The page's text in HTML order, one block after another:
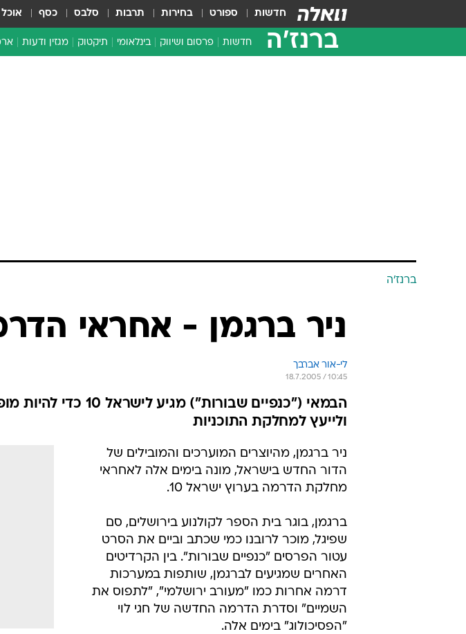
חדשות ספורט בחירות תרבות סלבס כסף אוכל
ברנז'ה חדשות פרסום ושיווק בינלאומי תיקטוק מגזין ודעות
ברנז'ה
ניר ברגמן - אחראי
לי-אור אברבך
18.7.2005 / 10:45
הבמאי ("כנפיים שבורות")
ולייעץ למחלקת התוכניות
ניר ברגמן, מהיוצרים המוערכים והמובילים של
הדור החדש בישראל, מונה בימים אלה לאחראי
מחלקת הדרמה בערוץ ישראל 10.
ברגמן, בוגר בית הספר לקולנוע בירושלים, סם
שפיגל, מוכר לרובנו כמי שכתב וביים את הסרט
עטור הפרסים "כנפיים שבורות". בין הקרדיטים
האחרים שמגיעים לברגמן, שותפות במערכות
דרמה אחרות כמו "מעורב ירושלמי", "לתפוס את
השמיים" וסדרת הדרמה החדשה של חגי לוי
"הפסיכולוג" בימים אלה.